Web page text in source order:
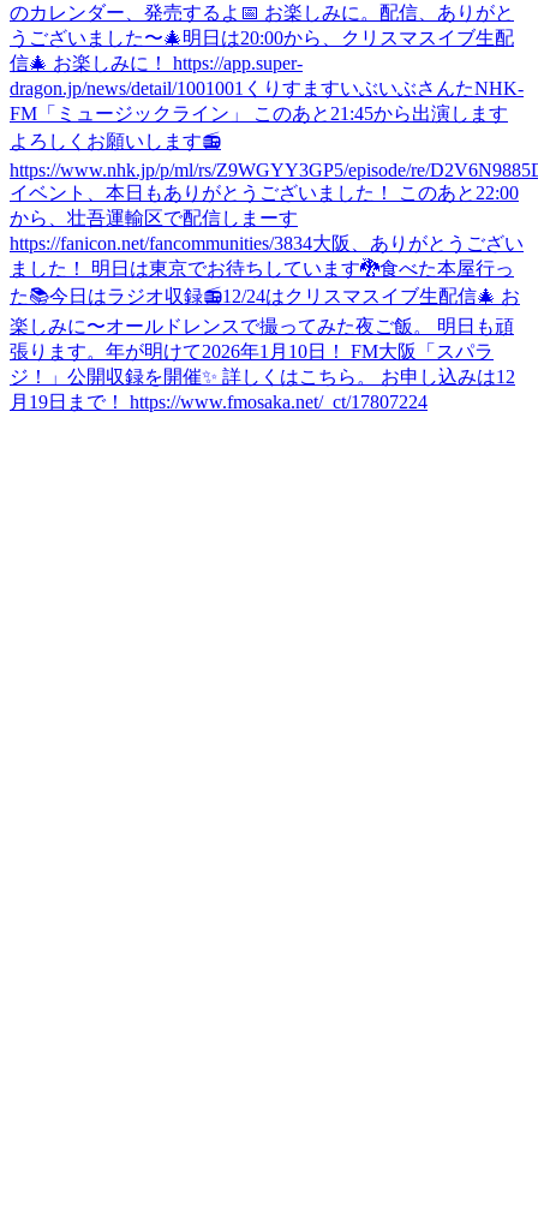
のカレンダー、発売するよ📅 お楽しみに。 配信、ありがと
うございました〜🎄明日は20:00から、クリスマスイブ生配
信🎄 お楽しみに！ https://app.super-
dragon.jp/news/detail/1001001 くりすますいぶいぶさんたNHK-
FM「ミュージックライン」 このあと21:45から出演します
よろしくお願いします📻
https://www.nhk.jp/p/ml/rs/Z9WGYY3GP5/episode/re/
イベント、本日もありがとうございました！ このあと22:00
から、壮吾運輸区で配信しまーす
https://fanicon.net/fancommunities/3834大阪、ありがとうござい
ました！ 明日は東京でお待ちしています🐉食べた本屋行っ
た📚今日はラジオ収録📻12/24はクリスマスイブ生配信🎄 お
楽しみに〜オールドレンスで撮ってみた夜ご飯。 明日も頑
張ります。 年が明けて2026年1月10日！ FM大阪「スパラ
ジ！」公開収録を開催✨ 詳しくはこちら。 お申し込みは12
月19日まで！ https://www.fmosaka.net/_ct/17807224